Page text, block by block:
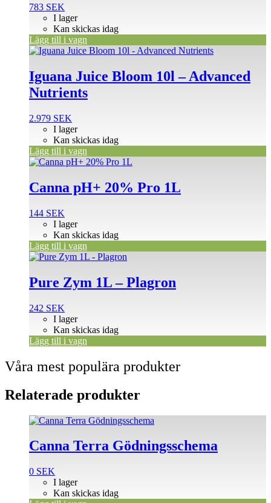
783 SEK
I lager
Kan skickas idag
Lägg till i vagn
Iguana Juice Bloom 10l – Advanced
Nutrients
2.979 SEK
I lager
Kan skickas idag
Lägg till i vagn
Canna pH+ 20% Pro 1L
144 SEK
I lager
Kan skickas idag
Lägg till i vagn
Pure Zym 1L – Plagron
242 SEK
I lager
Kan skickas idag
Lägg till i vagn
Våra mest populära produkter
Relaterade produkter
Canna Terra Gödningsschema
0 SEK
I lager
Kan skickas idag